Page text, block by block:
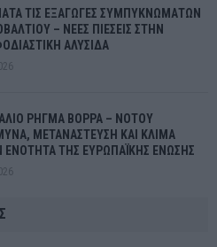
ΤΙΣ ΕΞΑΓΩΓΕΣ ΣΥΜΠΥΚΝΩΜΑΤΩΝ
– ΝΕΕΣ ΠΙΕΣΕΙΣ ΣΤΗΝ
ΑΛΥΣΙΔΑ
ΡΗΓΜΑ ΒΟΡΡΑ – ΝΟΤΟΥ
ΜΕΤΑΝΑΣΤΕΥΣΗ ΚΑΙ ΚΛΙΜΑ
ΕΝΟΤΗΤΑ ΤΗΣ ΕΥΡΩΠΑΪΚΗΣ ΕΝΩΣΗΣ